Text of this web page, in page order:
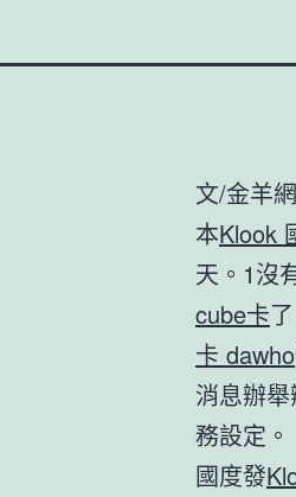
文/金羊
本Klook
天。1沒
cube卡
卡 dawho
消息辦
務設定。
國度發